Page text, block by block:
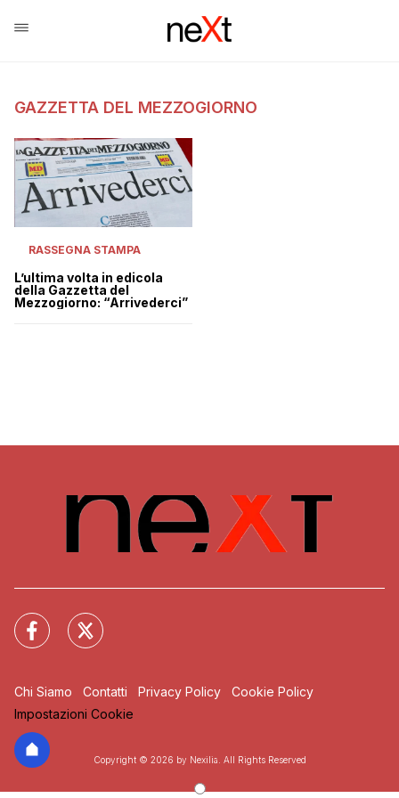
GAZZETTA DEL MEZZOGIORNO
RASSEGNA STAMPA
L’ultima volta in edicola
della Gazzetta del
Mezzogiorno: “Arrivederci”
Chi Siamo Contatti Privacy Policy
Cookie Policy
Impostazioni Cookie
Copyright © 2026 by Nexilia. All Rights Reserved